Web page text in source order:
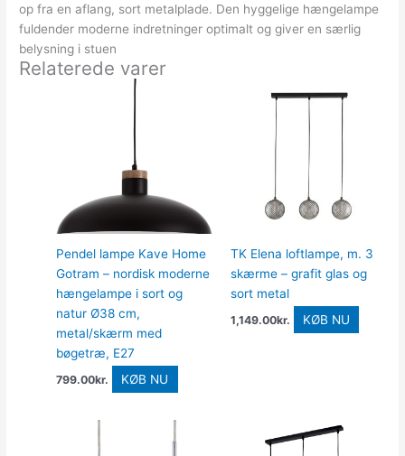
op fra en aflang, sort metalplade. Den hyggelige hængelampe
fuldender moderne indretninger optimalt og giver en særlig
belysning i stuen
Relaterede varer
Pendel lampe Kave Home
Gotram – nordisk moderne
hængelampe i sort og
natur Ø38 cm,
metal/skærm med
bøgetræ, E27
799.00kr. KØB NU
TK Elena loftlampe, m. 3
skærme – grafit glas og
sort metal
1,149.00kr. KØB NU